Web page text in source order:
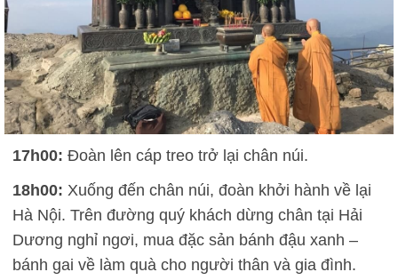
17h00: Đoàn lên cáp treo trở lại chân núi.
18h00: Xuống đến chân núi, đoàn khởi hành về lại
Hà Nội. Trên đường quý khách dừng chân tại Hải
Dương nghỉ ngơi, mua đặc sản bánh đậu xanh –
bánh gai về làm quà cho người thân và gia đình.